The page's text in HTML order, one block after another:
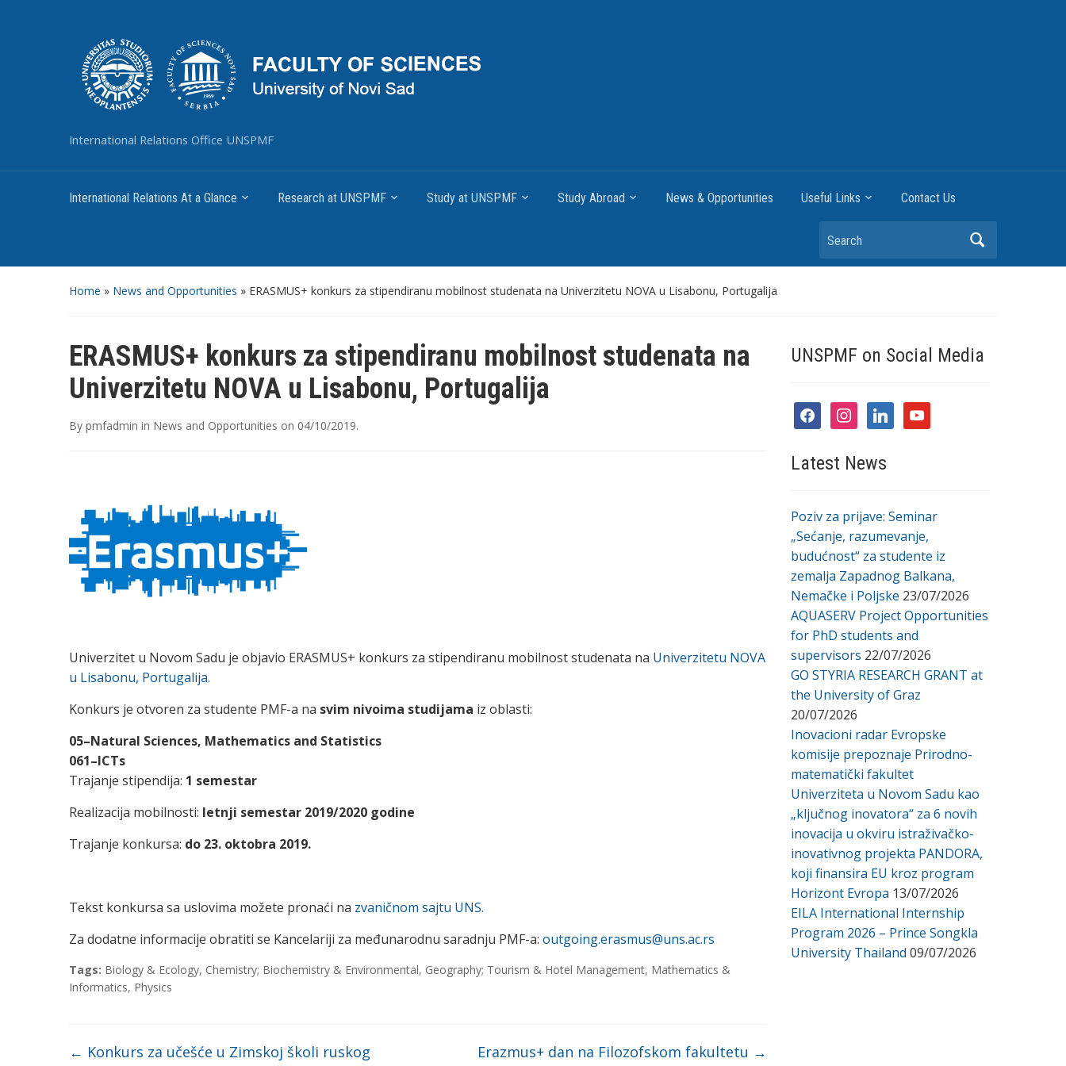
International Relations Office UNSPMF
International Relations At a Glance Research at UNSPMF Study at UNSPMF Study Abroad News & Opportunities Useful Links Contact Us
Search
Home » News and Opportunities » ERASMUS+ konkurs za stipendiranu mobilnost studenata na Univerzitetu NOVA u Lisabonu, Portugalija
ERASMUS+ konkurs za stipendiranu mobilnost studenata na
Univerzitetu NOVA u Lisabonu, Portugalija
By pmfadmin in News and Opportunities on 04/10/2019.
Univerzitet u Novom Sadu je objavio ERASMUS+ konkurs za stipendiranu mobilnost studenata na Univerzitetu NOVA
u Lisabonu, Portugalija.
Konkurs je otvoren za studente PMF-a na svim nivoima studijama iz oblasti:
05–Natural Sciences, Mathematics and Statistics
061–ICTs
Trajanje stipendija: 1 semestar
Realizacija mobilnosti: letnji semestar 2019/2020 godine
Trajanje konkursa: do 23. oktobra 2019.
Tekst konkursa sa uslovima možete pronaći na zvaničnom sajtu UNS.
Za dodatne informacije obratiti se Kancelariji za međunarodnu saradnju PMF-a: outgoing.erasmus@uns.ac.rs
Tags: Biology & Ecology, Chemistry; Biochemistry & Environmental, Geography; Tourism & Hotel Management, Mathematics &
Informatics, Physics
← Konkurs za učešće u Zimskoj školi ruskog
Erazmus+ dan na Filozofskom fakultetu →
UNSPMF on Social Media
facebookinstagramlinkedinyoutube
Latest News
Poziv za prijave: Seminar
„Sećanje, razumevanje,
budućnost“ za studente iz
zemalja Zapadnog Balkana,
Nemačke i Poljske 23/07/2026
AQUASERV Project Opportunities
for PhD students and
supervisors 22/07/2026
GO STYRIA RESEARCH GRANT at
the University of Graz
20/07/2026
Inovacioni radar Evropske
komisije prepoznaje Prirodno-
matematički fakultet
Univerziteta u Novom Sadu kao
„ključnog inovatora“ za 6 novih
inovacija u okviru istraživačko-
inovativnog projekta PANDORA,
koji finansira EU kroz program
Horizont Evropa 13/07/2026
EILA International Internship
Program 2026 – Prince Songkla
University Thailand 09/07/2026